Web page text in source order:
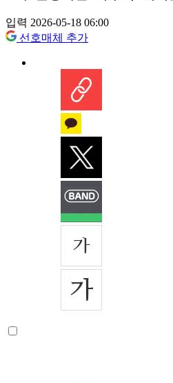
입력 2026-05-18 06:00
선호매체 추가